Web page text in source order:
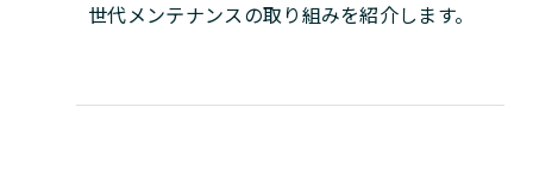
世代メンテナンスの取り組みを紹介します。